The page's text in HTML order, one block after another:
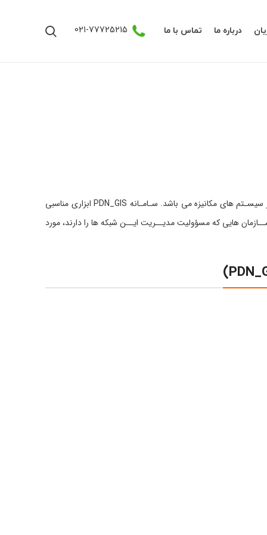
درباره ما تماس با ما 021-77725215
شبکه های برق از جمله شریان هـای حیاتی هستند که در پهنه وسـیـعی از مـکان گسـترده شـده انـد. مدیـریـت این شـبکه ها نیازمــنـد استفاده از سیسـتم های مکانیزه می باشد. سـامـانه PDN_GIS ابزاری مناسبی
هایی که مسؤولیت مدیــریت ایــن شبکه ها را دارند، مورد